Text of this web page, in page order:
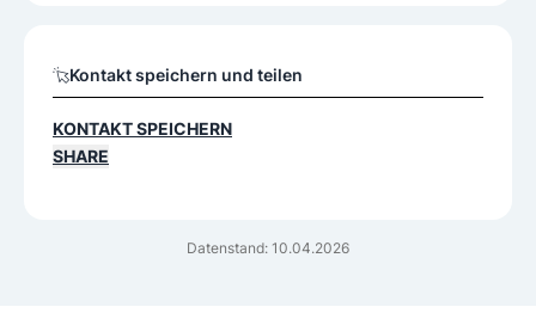
Datenstand: 10.04.2026
Kontakt speichern und teilen
KONTAKT SPEICHERN
SHARE